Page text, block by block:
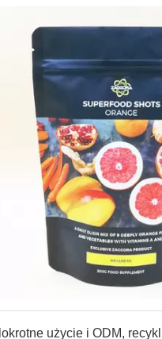
użycie i ODM,